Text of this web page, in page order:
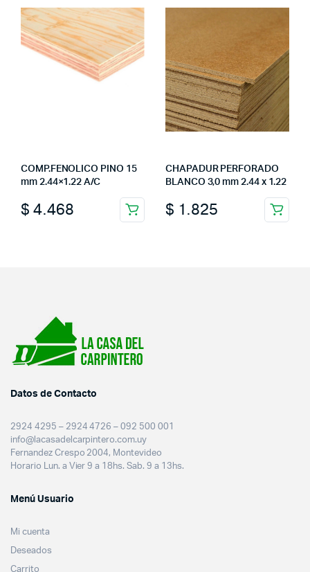
COMP.FENOLICO PINO 15
mm 2.44×1.22 A/C
$ 4.468
CHAPADUR PERFORADO
BLANCO 3,0 mm 2.44 x 1.22
$ 1.825
Datos de Contacto
2924 4295 – 2924 4726 – 092 500 001
info@lacasadelcarpintero.com.uy
Fernandez Crespo 2004, Montevideo
Horario Lun. a Vier 9 a 18hs. Sab. 9 a 13hs.
Menú Usuario
Mi cuenta
Deseados
Carrito